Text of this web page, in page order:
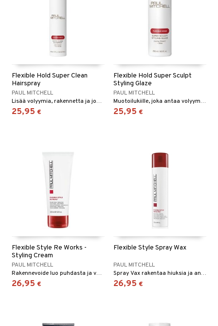
Flexible Hold Super Clean
Hairspray
PAUL MITCHELL
Lisää volyymia, rakennetta ja joustavaa pitoa sekä loistavaa kiiltoa.
25,95 €
Flexible Hold Super Sculpt
Styling Glaze
PAUL MITCHELL
Muotoilukiille, joka antaa volyymia ja kiiltoa, sopii hienosti föönatuille kampauksille.
25,95 €
Flexible Style Re Works -
Styling Cream
PAUL MITCHELL
Rakennevoide luo puhdasta ja voimakasta rakennetta.
26,95 €
Flexible Style Spray Wax
PAUL MITCHELL
Spray Vax rakentaa hiuksia ja antaa volyymia ja sileän lopputuloksen, se sisältää luonnollista mehiläisvahaa.
26,95 €